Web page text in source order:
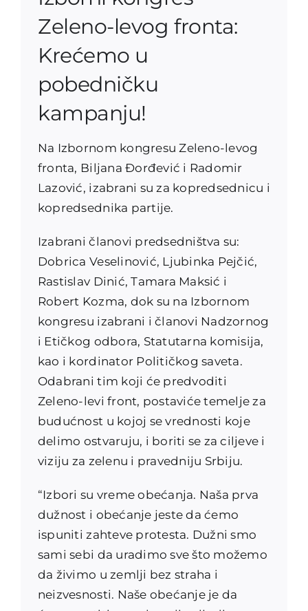
Zeleno-levog fronta:
Krećemo u
pobedničku
kampanju!
Na Izbornom kongresu Zeleno-levog
fronta, Biljana Đorđević i Radomir
Lazović, izabrani su za kopredsednicu i
kopredsednika partije.
Izabrani članovi predsedništva su:
Dobrica Veselinović, Ljubinka Pejčić,
Rastislav Dinić, Tamara Maksić i
Robert Kozma, dok su na Izbornom
kongresu izabrani i članovi Nadzornog
i Etičkog odbora, Statutarna komisija,
kao i kordinator Političkog saveta.
Odabrani tim koji će predvoditi
Zeleno-levi front, postaviće temelje za
budućnost u kojoj se vrednosti koje
delimo ostvaruju, i boriti se za ciljeve i
viziju za zelenu i pravedniju Srbiju.
“Izbori su vreme obećanja. Naša prva
dužnost i obećanje jeste da ćemo
ispuniti zahteve protesta. Dužni smo
sami sebi da uradimo sve što možemo
da živimo u zemlji bez straha i
neizvesnosti. Naše obećanje je da